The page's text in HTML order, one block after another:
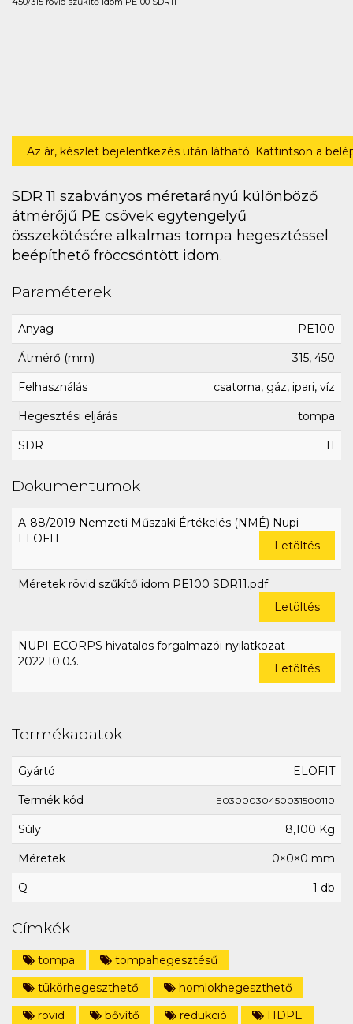
Az ár, készlet bejelentkezés után látható. Kattintson a
SDR 11 szabványos méretarányú különböző
átmérőjű PE csövek egytengelyű
összekötésére alkalmas tompa hegesztéssel
beépíthető fröccsöntött idom.
Paraméterek
Anyag PE100
Átmérő (mm) 315, 450
Felhasználás csatorna, gáz, ipari, víz
Hegesztési eljárás tompa
SDR 11
Dokumentumok
A-88/2019 Nemzeti Műszaki Értékelés (NMÉ) Nupi
ELOFIT
Letöltés
Méretek rövid szűkítő idom PE100 SDR11.pdf
Letöltés
NUPI-ECORPS hivatalos forgalmazói nyilatkozat
2022.10.03.
Letöltés
Termékadatok
Gyártó ELOFIT
Termék kód E0300030450031500110
Súly 8,100 Kg
Méretek 0×0×0 mm
Q 1 db
Címkék
tompa
tompahegesztésű
tükörhegeszthető
homlokhegeszthető
rövid
bővítő redukció
HDPE